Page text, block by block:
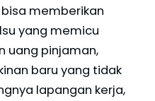
memberikan
yang memicu
uang pinjaman,
baru yang tidak
lapangan kerja,